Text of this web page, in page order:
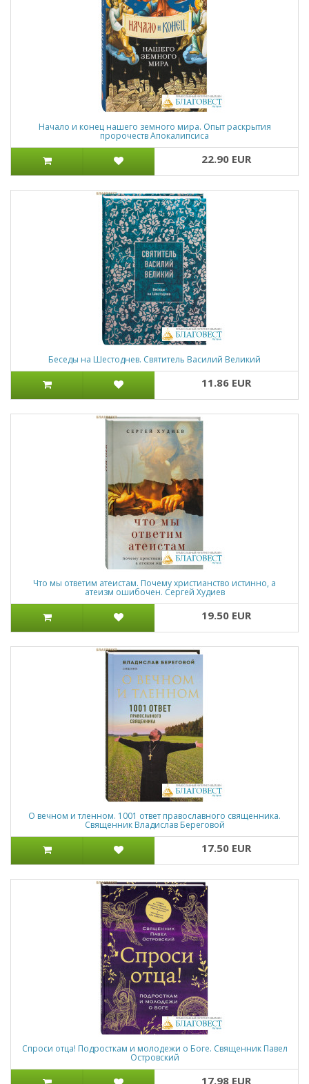
Начало и конец нашего земного мира. Опыт раскрытия
пророчеств Апокалипсиса
22.90 EUR
Беседы на Шестоднев. Святитель Василий Великий
11.86 EUR
Что мы ответим атеистам. Почему христианство истинно, а
атеизм ошибочен. Сергей Худиев
19.50 EUR
О вечном и тленном. 1001 ответ православного священника.
Священник Владислав Береговой
17.50 EUR
Спроси отца! Подросткам и молодежи о Боге. Священник Павел
Островский
17.98 EUR